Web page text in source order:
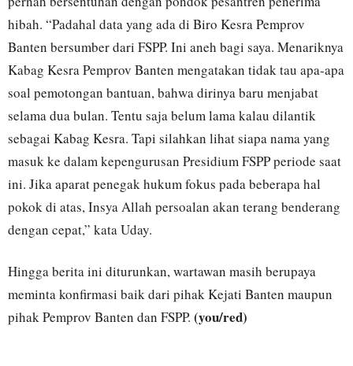
hibah. “Padahal data yang ada di Biro Kesra Pemprov
Banten bersumber dari FSPP. Ini aneh bagi saya. Menariknya
Kabag Kesra Pemprov Banten mengatakan tidak tau apa-apa
soal pemotongan bantuan, bahwa dirinya baru menjabat
selama dua bulan. Tentu saja belum lama kalau dilantik
sebagai Kabag Kesra. Tapi silahkan lihat siapa nama yang
masuk ke dalam kepengurusan Presidium FSPP periode saat
ini. Jika aparat penegak hukum fokus pada beberapa hal
pokok di atas, Insya Allah persoalan akan terang benderang
dengan cepat,” kata Uday.
Hingga berita ini diturunkan, wartawan masih berupaya
meminta konfirmasi baik dari pihak Kejati Banten maupun
pihak Pemprov Banten dan FSPP. (you/red)